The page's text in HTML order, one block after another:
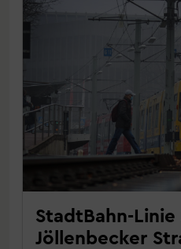
StadtBahn-
Jöllenbecker